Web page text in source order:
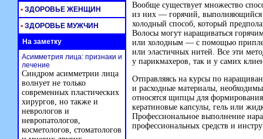
Вообще существует множество
из них — горячий,
холодный способ, который
Волосы могут наращиваться
или холодным — с помощью
или эластичных нитей. Все эти
у парикмахеров, так и у самих
Отправляясь на курсы по
и расходные материалы,
относятся щипцы для
кератиновые капсулы, гель или
Профессиональное выполнение
профессиональных средств и
• ЗДОРОВЬЕ ЖЕНЩИН
• ЗДОРОВЬЕ МУЖЧИН
На заметку
Асимметрия лица: признаки и
лечение
Синдром асимметрии лица
волнует не только
современных пластических
хирургов, но также и
неврологов и
невропатологов,
косметологов, стоматологов